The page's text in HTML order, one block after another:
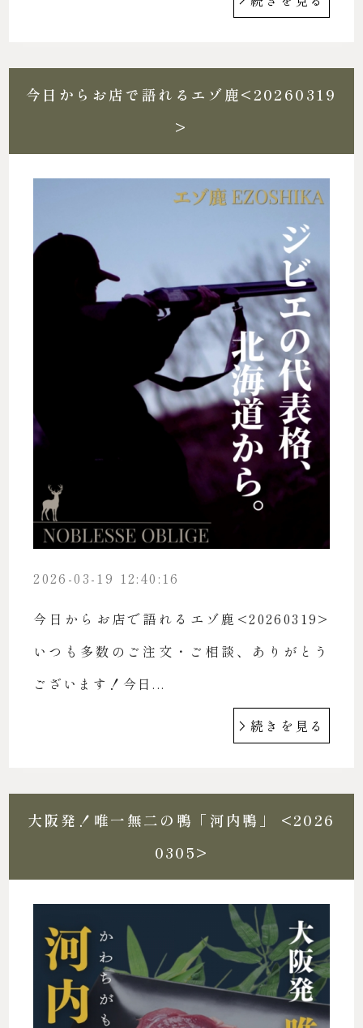
今日からお店で語れるエゾ鹿<20260319
>
2026-03-19 12:40:16
今日からお店で語れるエゾ鹿<20260319>
いつも多数のご注文・ご相談、ありがとう
ございます！今日...
続きを見る
大阪発！唯一無二の鴨「河内鴨」 <2026
0305>